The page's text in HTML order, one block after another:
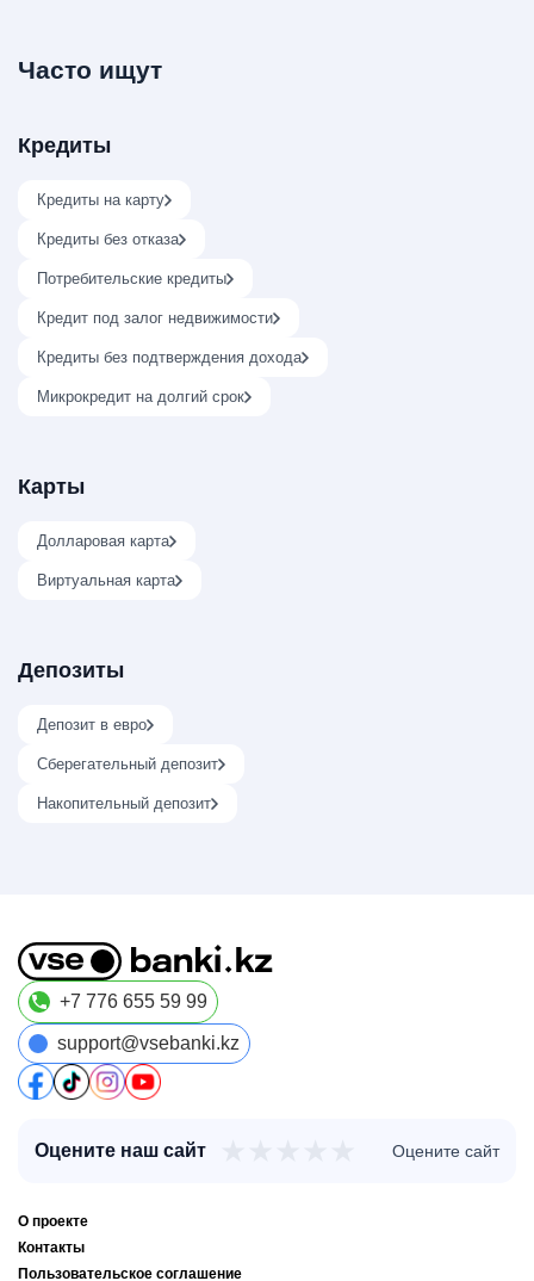
Часто ищут
Кредиты
Кредиты на карту
Кредиты без отказа
Потребительские кредиты
Кредит под залог недвижимости
Кредиты без подтверждения дохода
Микрокредит на долгий срок
Карты
Долларовая карта
Виртуальная карта
Депозиты
Депозит в евро
Сберегательный депозит
Накопительный депозит
+7 776 655 59 99
support@vsebanki.kz
Оцените наш сайт Оцените сайт
О проекте
Контакты
Пользовательское соглашение